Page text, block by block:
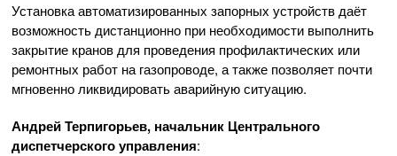
Установка автоматизированных запорных устройств даёт
возможность дистанционно при необходимости выполнить
закрытие кранов для проведения профилактических или
ремонтных работ на газопроводе, а также позволяет почти
мгновенно ликвидировать аварийную ситуацию.
Андрей Терпигорьев, начальник Центрального
диспетчерского управления: